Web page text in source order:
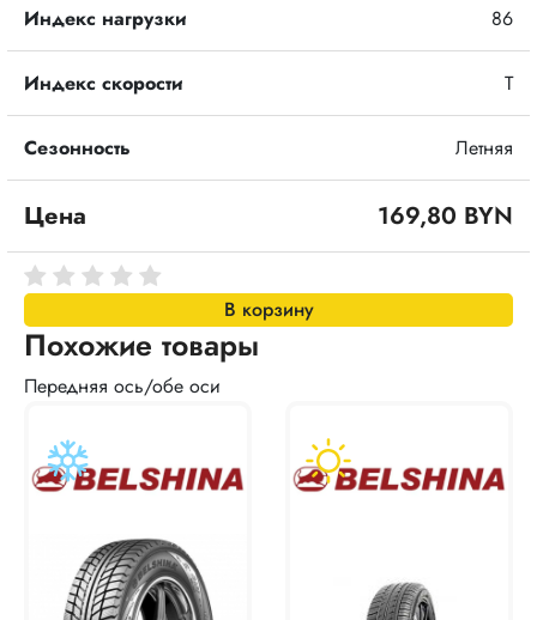
Индекс нагрузки 86
Индекс скорости T
Сезонность Летняя
Цена 169,80 BYN
В корзину
Похожие товары
Передняя ось/обе оси